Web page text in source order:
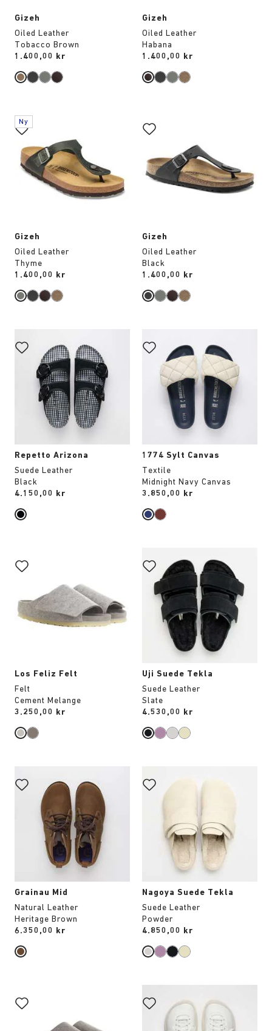
Gizeh
Oiled Leather
Tobacco Brown
Price:
1.400,00 kr
Gizeh
Oiled Leather
Habana
Price:
1.400,00 kr
Gizeh
Oiled Leather
Thyme
Price:
1.400,00 kr
Interaktion
med
kommer
att
uppdatera
produktbilden
Ny
Gizeh
Oiled Leather
Black
Price:
1.400,00 kr
med
att
uppdatera
produktbilden
Repetto Arizona
Suede Leather
Black
Price:
4.150,00 kr
med
provfärger
kommer
uppdatera
produktbilden
1774 Sylt Canvas
Textile
Midnight Navy Canvas
Price:
3.850,00 kr
med
provfärger
kommer
uppdatera
produktbilden
Los Feliz Felt
Felt
Cement Melange
Price:
3.250,00 kr
med
att
uppdatera
produktbilden
Uji Suede Tekla
Suede Leather
Slate
Price:
4.530,00 kr
med
provfärger
kommer
uppdatera
produktbilden
Grainau Mid
Natural Leather
Heritage Brown
Price:
6.350,00 kr
med
provfärger
kommer
uppdatera
produktbilden
Nagoya Suede Tekla
Suede Leather
Powder
Price:
4.850,00 kr
med
provfärger
uppdatera
produktbilden
med
med
provfärger